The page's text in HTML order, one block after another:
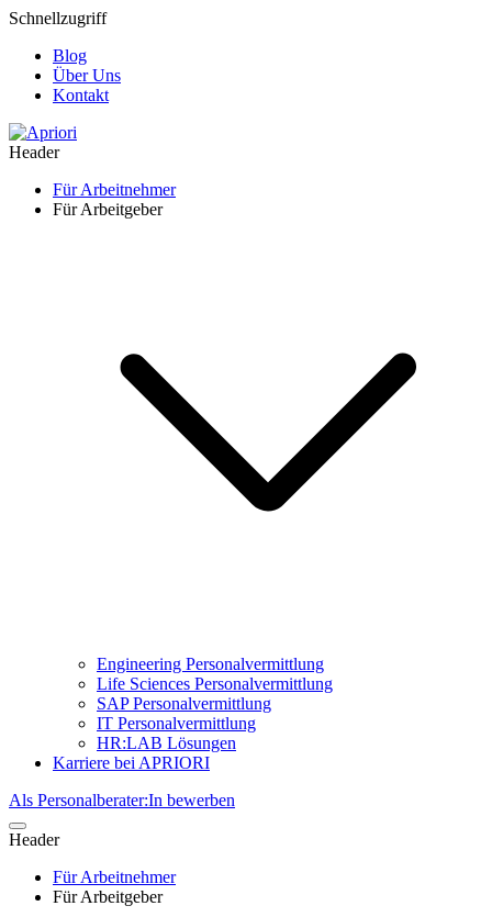
Schnellzugriff
Blog
Über Uns
Kontakt
Header
Für Arbeitnehmer
Für Arbeitgeber
Engineering Personalvermittlung
Life Sciences Personalvermittlung
SAP Personalvermittlung
IT Personalvermittlung
HR:LAB Lösungen
Karriere bei APRIORI
Als Personalberater:In bewerben
Header
Für Arbeitnehmer
Für Arbeitgeber